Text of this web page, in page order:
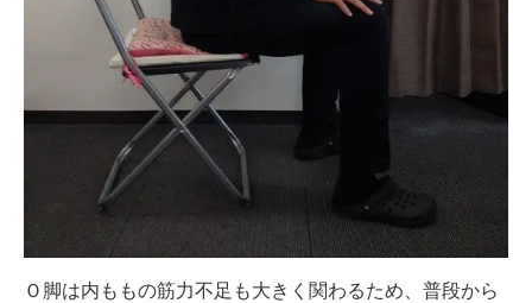
Ｏ脚は内ももの筋力不足も大きく関わるため、普段から